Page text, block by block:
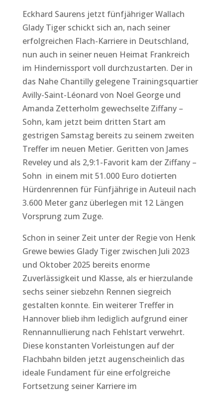
Eckhard Saurens jetzt fünfjähriger Wallach
Glady Tiger schickt sich an, nach seiner
erfolgreichen Flach-Karriere in Deutschland,
nun auch in seiner neuen Heimat Frankreich
im Hindernissport voll durchzustarten. Der in
das Nahe Chantilly gelegene Trainingsquartier
Avilly-Saint-Léonard von Noel George und
Amanda Zetterholm gewechselte Ziffany –
Sohn, kam jetzt beim dritten Start am
gestrigen Samstag bereits zu seinem zweiten
Treffer im neuen Metier. Geritten von James
Reveley und als 2,9:1-Favorit kam der Ziffany –
Sohn in einem mit 51.000 Euro dotierten
Hürdenrennen für Fünfjährige in Auteuil nach
3.600 Meter ganz überlegen mit 12 Längen
Vorsprung zum Zuge.
Schon in seiner Zeit unter der Regie von Henk
Grewe bewies Glady Tiger zwischen Juli 2023
und Oktober 2025 bereits enorme
Zuverlässigkeit und Klasse, als er hierzulande
sechs seiner siebzehn Rennen siegreich
gestalten konnte. Ein weiterer Treffer in
Hannover blieb ihm lediglich aufgrund einer
Rennannullierung nach Fehlstart verwehrt.
Diese konstanten Vorleistungen auf der
Flachbahn bilden jetzt augenscheinlich das
ideale Fundament für eine erfolgreiche
Fortsetzung seiner Karriere im